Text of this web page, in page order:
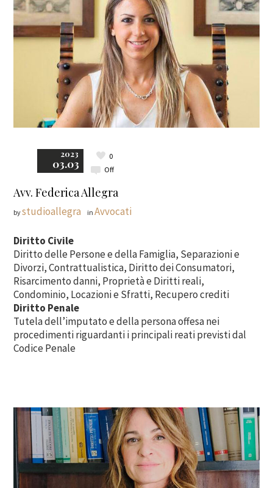
2023
03.03 Off
0
Avv. Federica Allegra
bystudioallegra inAvvocati
Diritto Civile
Diritto delle Persone e della Famiglia, Separazioni e
Divorzi, Contrattualistica, Diritto dei Consumatori,
Risarcimento danni, Proprietà e Diritti reali,
Condominio, Locazioni e Sfratti, Recupero crediti
Diritto Penale
Tutela dell’imputato e della persona offesa nei
procedimenti riguardanti i principali reati previsti dal
Codice Penale